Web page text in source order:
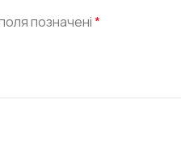
позначені*